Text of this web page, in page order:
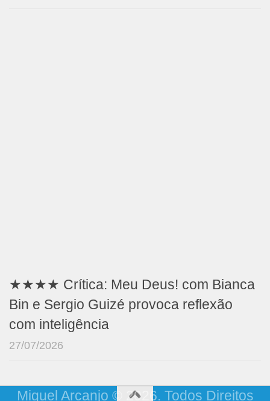
★★★★ Crítica: Meu Deus! com Bianca
Bin e Sergio Guizé provoca reflexão
com inteligência
27/07/2026
Miguel Arcanjo © 2026. Todos Direitos